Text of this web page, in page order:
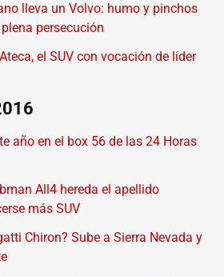
lleva un Volvo: humo y pinchos
persecución
el SUV con vocación de líder
año en el box 56 de las 24 Horas
All4 hereda el apellido
más SUV
Chiron? Sube a Sierra Nevada y